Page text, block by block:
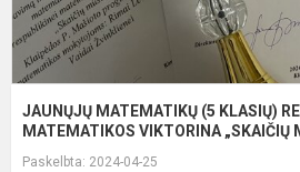
JAUNŲJŲ MATEMATIKŲ (5 KLASIŲ)
MATEMATIKOS VIKTORINA „SKAIČIŲ
Paskelbta: 2024-04-25